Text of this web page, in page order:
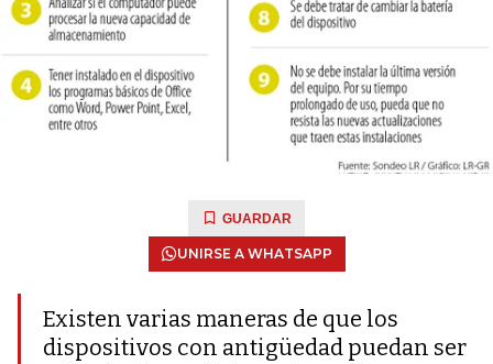
GUARDAR
UNIRSE A WHATSAPP
Existen varias maneras de que los
dispositivos con antigüedad puedan ser